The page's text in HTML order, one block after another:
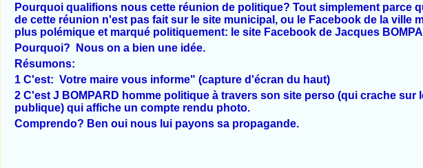
Pourquoi qualifions nous cette réunion de politique? Tout simplement parce
de cette réunion n'est pas fait sur le site municipal, ou le Facebook de la ville
plus polémique et marqué politiquement: le site Facebook de Jacques
Pourquoi? Nous on a bien une idée.
Résumons:
1 C'est: Votre maire vous informe" (capture d'écran du haut)
2 C'est J BOMPARD homme politique à travers son site perso (qui crache sur
publique) qui affiche un compte rendu photo.
Comprendo? Ben oui nous lui payons sa propagande.